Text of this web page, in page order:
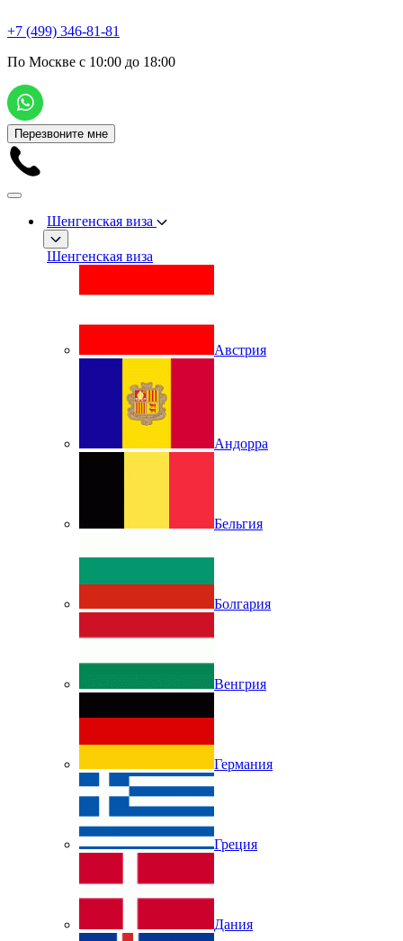
+7 (499) 346-81-81
По Москве с 10:00 до 18:00
Перезвоните мне
Шенгенская виза
Шенгенская виза
Австрия
Андорра
Бельгия
Болгария
Венгрия
Германия
Греция
Дания